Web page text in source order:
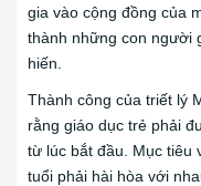
gia vào cộng đồng của
thành những con người
hiến.
Thành công của triết lý
rằng giáo dục trẻ phải
từ lúc bắt đầu. Mục tiêu
tuổi phải hài hòa với